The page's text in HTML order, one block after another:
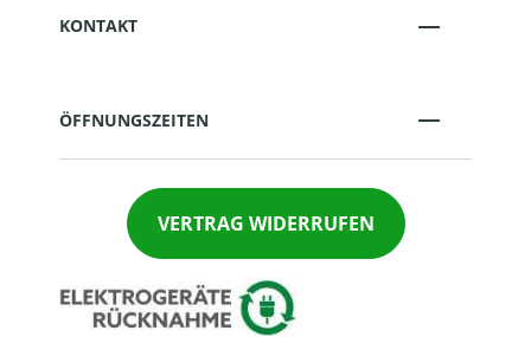
KONTAKT
ÖFFNUNGSZEITEN
VERTRAG WIDERRUFEN